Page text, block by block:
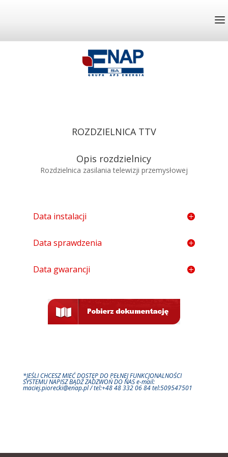
ROZDZIELNICA TTV
Opis rozdzielnicy
Rozdzielnica zasilania telewizji przemysłowej
Data instalacji
Data sprawdzenia
Data gwarancji
*JEŚLI CHCESZ MIEĆ DOSTĘP DO PEŁNEJ FUNKCJONALNOŚCI
SYSTEMU NAPISZ BĄDŹ ZADZWOŃ DO NAS e-mail:
maciej.piorecki@enap.pl / tel:+48 48 332 06 84 tel:509547501